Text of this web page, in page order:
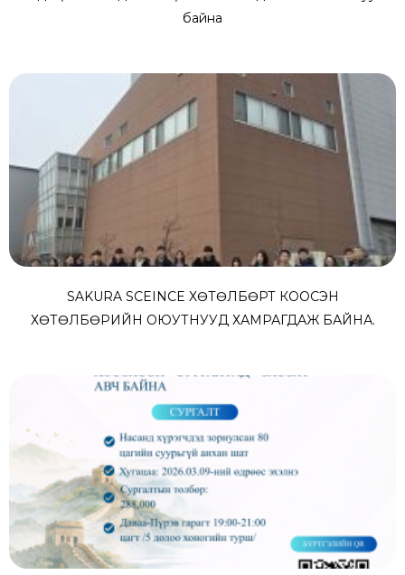
байна
SAKURA SCEINCE ХӨТӨЛБӨРТ КООСЭН
ХӨТӨЛБӨРИЙН ОЮУТНУУД ХАМРАГДАЖ БАЙНА.